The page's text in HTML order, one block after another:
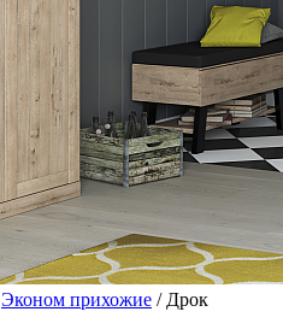
Эконом прихожие / Дрок